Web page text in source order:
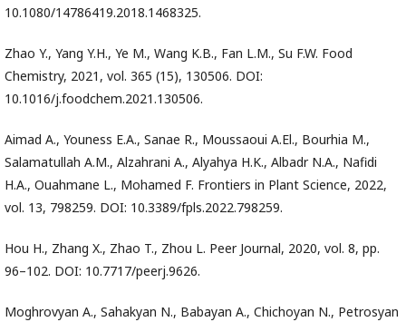
10.1080/14786419.2018.1468325.
Zhao Y., Yang Y.H., Ye M., Wang K.B., Fan L.M., Su F.W. Food
Chemistry, 2021, vol. 365 (15), 130506. DOI:
10.1016/j.foodchem.2021.130506.
Aimad A., Youness E.A., Sanae R., Moussaoui A.El., Bourhia M.,
Salamatullah A.M., Alzahrani A., Alyahya H.K., Albadr N.A., Nafidi
H.A., Ouahmane L., Mohamed F. Frontiers in Plant Science, 2022,
vol. 13, 798259. DOI: 10.3389/fpls.2022.798259.
Hou H., Zhang X., Zhao T., Zhou L. Peer Journal, 2020, vol. 8, pp.
96–102. DOI: 10.7717/peerj.9626.
Moghrovyan A., Sahakyan N., Babayan A., Chichoyan N., Petrosyan